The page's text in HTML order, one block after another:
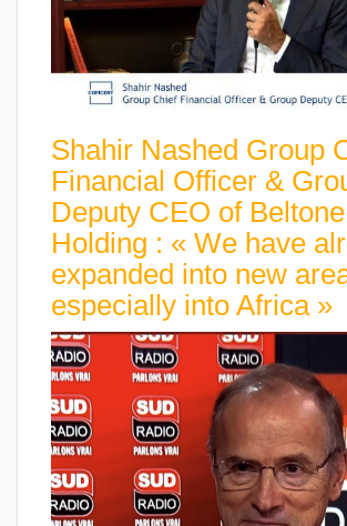
Shahir Nashed Group
Financial Officer &
Deputy CEO of Beltone
Holding : « We have
expanded into new
especially into Africa »